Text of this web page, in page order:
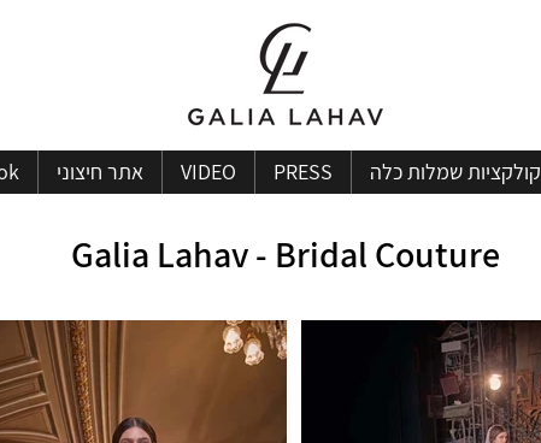
קולקציות שמלות כלה PRESS
VIDEO אתר חיצוני
Galia Lahav - Bridal Couture